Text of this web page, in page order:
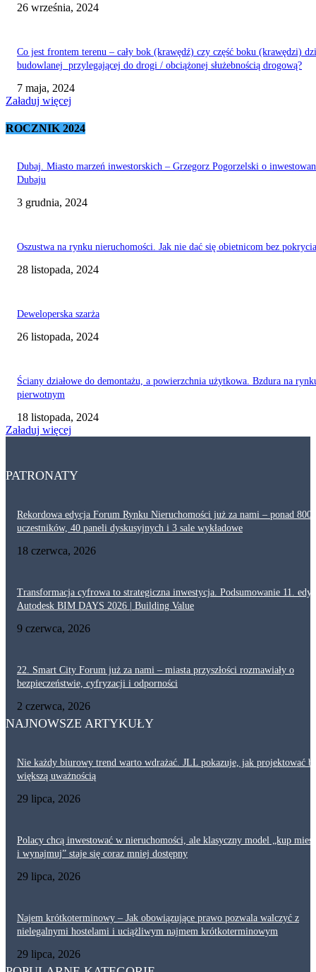
26 września, 2024
Co jest frontem terenu – cały bok (krawędź) czy część boku (krawędzi)
budowlanej przylegającej do drogi / obciążonej służebnością drogową?
7 maja, 2024
Załaduj więcej
ROCZNIK 2024
Dubaj. Miasto marzeń inwestorskich – Grzegorz Pogorzelski o
Dubaju
3 grudnia, 2024
Oszustwa na rynku nieruchomości. Jak nie dać się obietnicom bez
28 listopada, 2024
Deweloperska szarża
26 listopada, 2024
Ściany działowe do demontażu, a powierzchnia użytkowa. Bzdura na
pierwotnym
18 listopada, 2024
Załaduj więcej
PATRONATY
Rekordowa edycja Forum Rynku Nieruchomości już za nami – ponad 800
uczestników, 40 paneli dyskusyjnych i 3 sale wykładowe
18 czerwca, 2026
Transformacja cyfrowa to strategiczna inwestycja. Podsumowanie 11.
Autodesk BIM DAYS 2026 | Building Value
9 czerwca, 2026
22. Smart City Forum już za nami – miasta przyszłości rozmawiały o
bezpieczeństwie, cyfryzacji i odporności
2 czerwca, 2026
NAJNOWSZE ARTYKUŁY
Nie każdy biurowy trend warto wdrażać. JLL pokazuje, jak projektować
większą uważnością
29 lipca, 2026
Polacy chcą inwestować w nieruchomości, ale klasyczny model „kup
i wynajmuj” staje się coraz mniej dostępny
29 lipca, 2026
Najem krótkoterminowy – Jak obowiązujące prawo pozwala walczyć z
nielegalnymi hostelami i uciążliwym najmem krótkoterminowym
29 lipca, 2026